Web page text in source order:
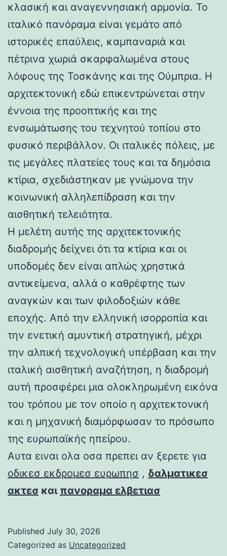
κλασική και αναγεννησιακή αρμονία. Το
ιταλικό πανόραμα είναι γεμάτο από
ιστορικές επαύλεις, καμπαναριά και
πέτρινα χωριά σκαρφαλωμένα στους
λόφους της Τοσκάνης και της Ούμπρια. Η
αρχιτεκτονική εδώ επικεντρώνεται στην
έννοια της προοπτικής και της
ενσωμάτωσης του τεχνητού τοπίου στο
φυσικό περιβάλλον. Οι ιταλικές πόλεις, με
τις μεγάλες πλατείες τους και τα δημόσια
κτίρια, σχεδιάστηκαν με γνώμονα την
κοινωνική αλληλεπίδραση και την
αισθητική τελειότητα.
Η μελέτη αυτής της αρχιτεκτονικής
διαδρομής δείχνει ότι τα κτίρια και οι
υποδομές δεν είναι απλώς χρηστικά
αντικείμενα, αλλά ο καθρέφτης των
αναγκών και των φιλοδοξιών κάθε
εποχής. Από την ελληνική ισορροπία και
την ενετική αμυντική στρατηγική, μέχρι
την αλπική τεχνολογική υπέρβαση και την
ιταλική αισθητική αναζήτηση, η διαδρομή
αυτή προσφέρει μια ολοκληρωμένη εικόνα
του τρόπου με τον οποίο η αρχιτεκτονική
και η μηχανική διαμόρφωσαν το πρόσωπο
της ευρωπαϊκής ηπείρου.
Αυτα ειναι ολα οσα πρεπει αν ξερετε για
οδικεσ εκδρομεσ ευρωπησ , δαλματικεσ
ακτεσ και πανοραμα ελβετιασ
Published July 30, 2026
Categorized as Uncategorized